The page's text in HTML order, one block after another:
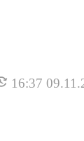
16:37